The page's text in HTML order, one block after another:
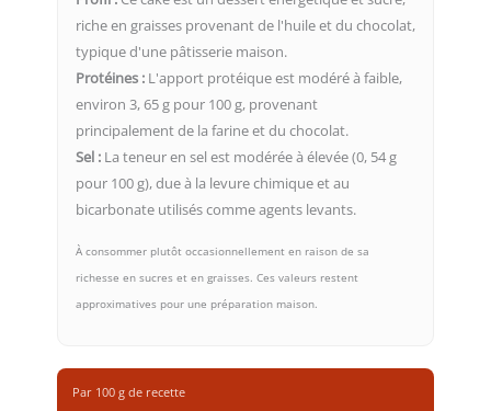
riche en graisses provenant de l'huile et du chocolat,
typique d'une pâtisserie maison.
Protéines : L'apport protéique est modéré à faible,
environ 3, 65 g pour 100 g, provenant
principalement de la farine et du chocolat.
Sel : La teneur en sel est modérée à élevée (0, 54 g
pour 100 g), due à la levure chimique et au
bicarbonate utilisés comme agents levants.
À consommer plutôt occasionnellement en raison de sa
richesse en sucres et en graisses. Ces valeurs restent
approximatives pour une préparation maison.
Par 100 g de recette